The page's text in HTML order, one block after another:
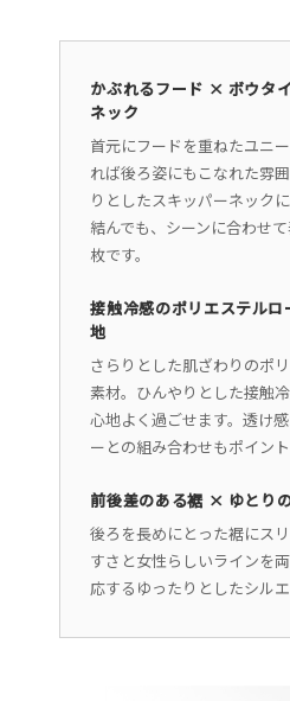
かぶれるフード × ボウタ
ネック
首元にフードを重ねたユニ
れば後ろ姿にもこなれた雰
りとしたスキッパーネック
結んでも、シーンに合わせ
枚です。
接触冷感のポリエステル
地
さらりとした肌ざわりのポ
素材。ひんやりとした接触
心地よく過ごせます。透け
ーとの組み合わせもポイント
前後差のある裾 × ゆとり
後ろを長めにとった裾にス
すさと女性らしいラインを
応するゆったりとしたシルエ